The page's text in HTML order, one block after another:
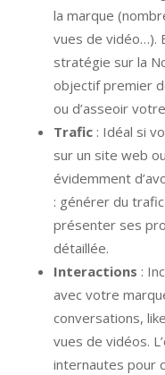
la marque
vues de vidéo…).
stratégie sur la
objectif premier
ou d’asseoir
Trafic: Idéal si
sur un site web
évidemment
: générer du
présenter ses
détaillée.
Interactions :
avec votre
conversations,
vues de vidéos.
internautes pour